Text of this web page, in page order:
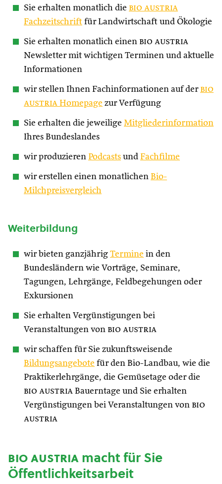
Sie erhalten monatlich die bio austria
Fachzeitschrift für Landwirtschaft und Ökologie
Sie erhalten monatlich einen bio austria
Newsletter mit wichtigen Terminen und aktuelle
Informationen
wir stellen Ihnen Fachinformationen auf der bio
austria Homepage zur Verfügung
Sie erhalten die jeweilige Mitgliederinformation
Ihres Bundeslandes
wir produzieren Podcasts und Fachfilme
wir erstellen einen monatlichen Bio-
Milchpreisvergleich
Weiterbildung
wir bieten ganzjährig Termine in den
Bundesländern wie Vorträge, Seminare,
Tagungen, Lehrgänge, Feldbegehungen oder
Exkursionen
Sie erhalten Vergünstigungen bei
Veranstaltungen von bio austria
wir schaffen für Sie zukunftsweisende
Bildungsangebote für den Bio-Landbau, wie die
Praktikerlehrgänge, die Gemüsetage oder die
bio austria Bauerntage und Sie erhalten
Vergünstigungen bei Veranstaltungen von bio
austria
bio austriamacht für Sie
Öffentlichkeitsarbeit